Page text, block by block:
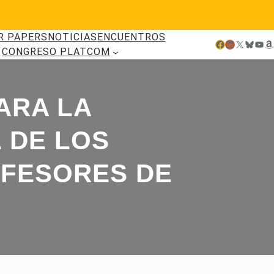
PAPERS NOTICIAS ENCUENTROS
CONGRESO PLATCOM
Facebook LinkedIn X Bluesky YouTube Amazon
LA
DE LOS
DE